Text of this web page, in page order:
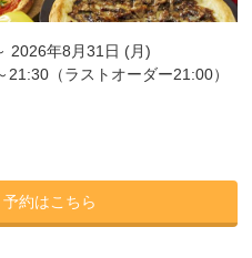
2026年8月31日 (月)
（ラストオーダー21:00）
約はこちら